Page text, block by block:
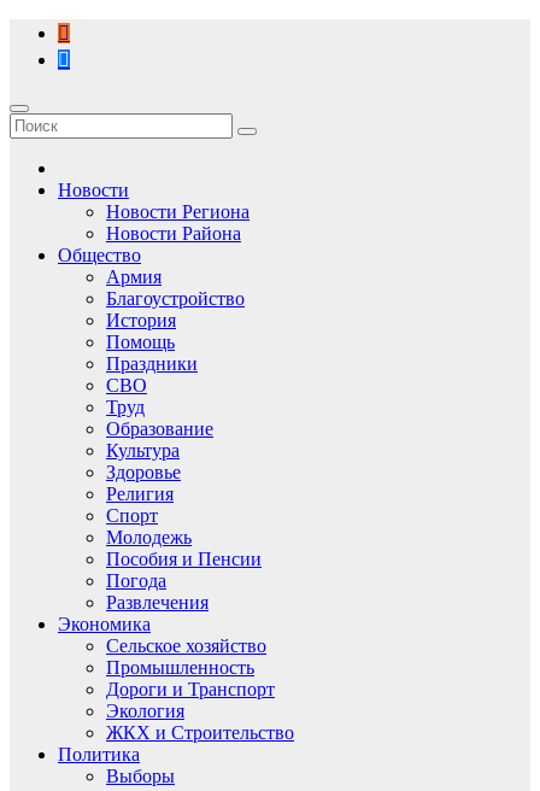
Перейти
содержимому
Новости
Новости Региона
Новости Района
Общество
Армия
Благоустройство
История
Помощь
Праздники
СВО
Труд
Образование
Культура
Здоровье
Религия
Спорт
Молодежь
Пособия и Пенсии
Погода
Развлечения
Экономика
Сельское хозяйство
Промышленность
Дороги и Транспорт
Экология
ЖКХ и Строительство
Политика
Выборы